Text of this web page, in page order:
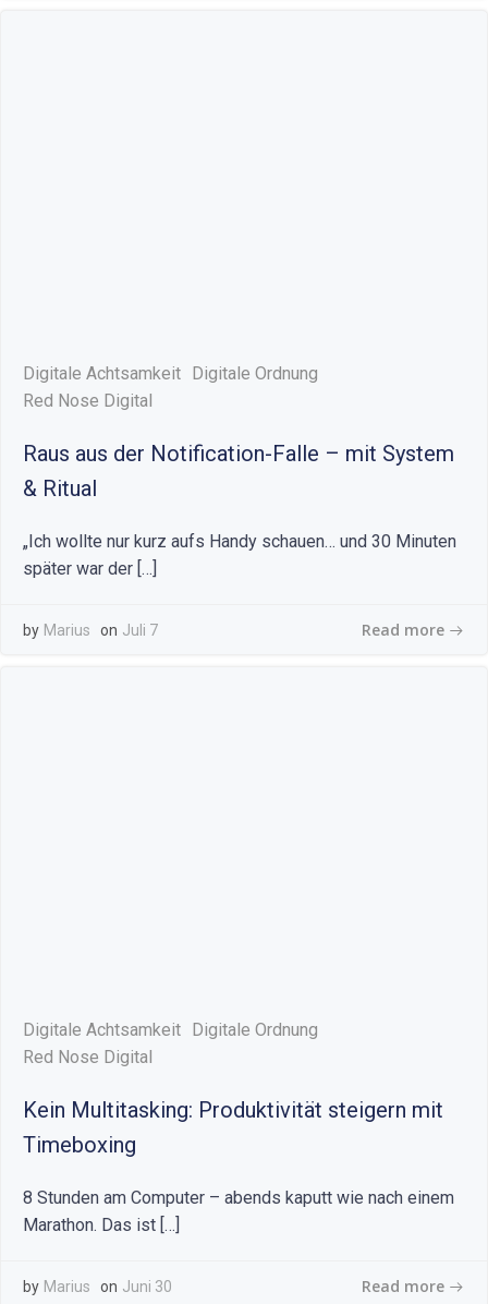
Digitale Achtsamkeit Digitale Ordnung
Red Nose Digital
Raus aus der Notification-Falle – mit System
& Ritual
„Ich wollte nur kurz aufs Handy schauen… und 30 Minuten
später war der […]
by Marius on Juli 7 Read more
Digitale Achtsamkeit Digitale Ordnung
Red Nose Digital
Kein Multitasking: Produktivität steigern mit
Timeboxing
8 Stunden am Computer – abends kaputt wie nach einem
Marathon. Das ist […]
by Marius on Juni 30 Read more